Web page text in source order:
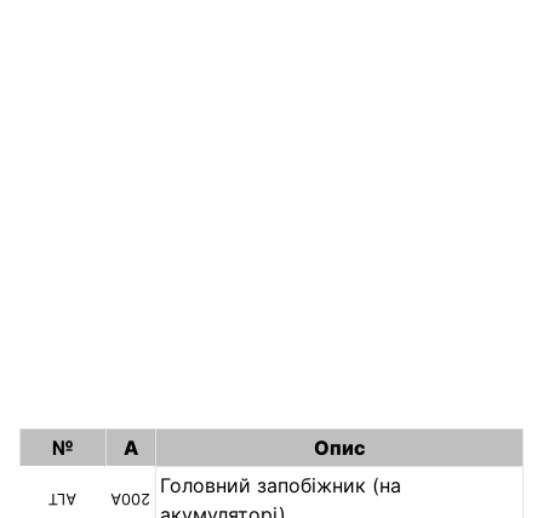
№ A Опис
ALT 200A
Головний запобіжник (на